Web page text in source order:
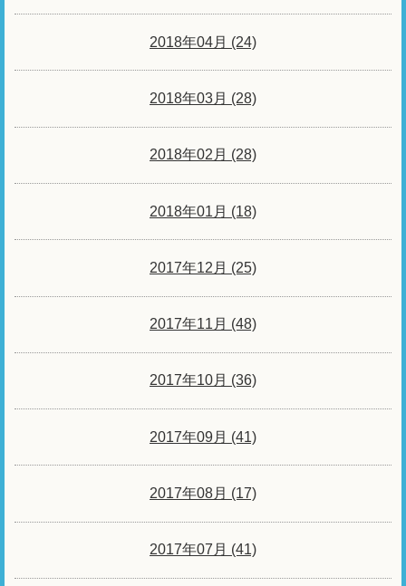
2018年04月 (24)
2018年03月 (28)
2018年02月 (28)
2018年01月 (18)
2017年12月 (25)
2017年11月 (48)
2017年10月 (36)
2017年09月 (41)
2017年08月 (17)
2017年07月 (41)